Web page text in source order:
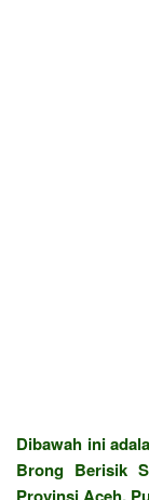
Dibawah ini
Brong Berisik